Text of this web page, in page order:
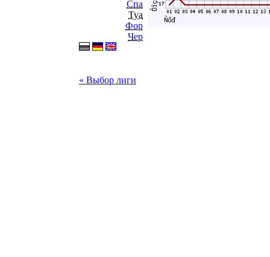
Спа
Туа
Фор
Чер
« Выбор лиги